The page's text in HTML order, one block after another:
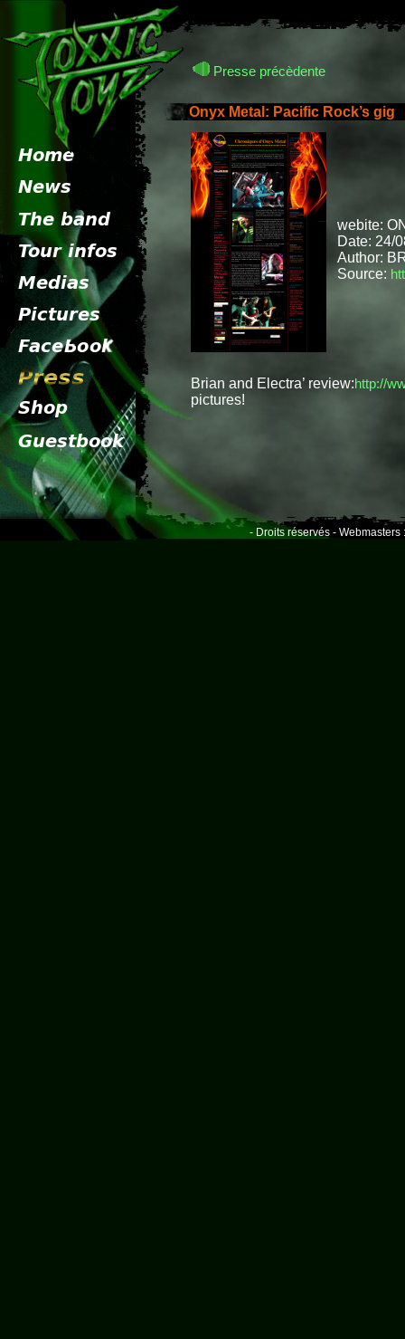
Presse précèdente
Onyx Metal: Pacific Rock’s gig
webite:
Date: 24/
Author:
Source:
Brian and Electra’ review:http://
pictures!
- Droits réservés - Webmasters